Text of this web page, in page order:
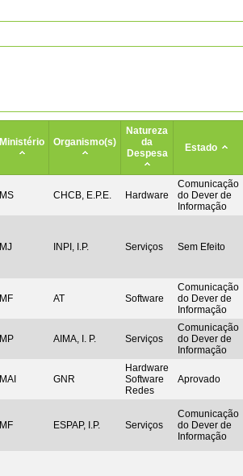
Ministério Organismo(s)
Natureza
da
Despesa
Estado
MS CHCB, E.P.E. Hardware
Comunicação
do Dever de
Informação
MJ INPI, I.P. Serviços Sem Efeito
MF AT Software
Comunicação
do Dever de
Informação
MP AIMA, I. P. Serviços
Comunicação
do Dever de
Informação
MAI GNR
Hardware
Software
Redes
Aprovado
MF ESPAP, I.P. Serviços
Comunicação
do Dever de
Informação